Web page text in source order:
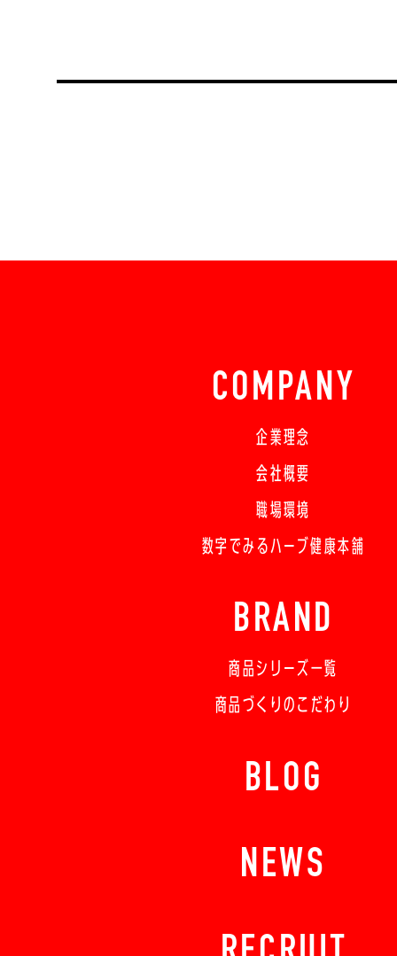
COMPANY
企業理念
会社概要
職場環境
数字でみるハーブ健康本舗
BRAND
商品シリーズ一覧
商品づくりのこだわり
BLOG
NEWS